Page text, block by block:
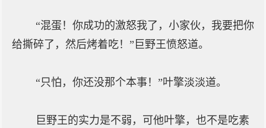
“混蛋！你成功的激怒我了，小家伙，我要把你
给撕碎了，然后烤着吃！”巨野王愤怒道。
“只怕，你还没那个本事！”叶擎淡淡道。
巨野王的实力是不弱，可他叶擎，也不是吃素